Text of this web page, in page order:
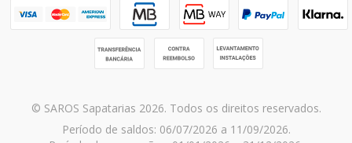
© SAROS Sapatarias 2026. Todos os direitos reservados.
Período de saldos: 06/07/2026 a 11/09/2026.